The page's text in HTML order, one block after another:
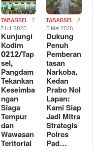
TABAGSEL
2
7 Juli 2026
Kunjungi
Kodim
0212/Tap
sel,
Pangdam
Tekankan
Keseimba
ngan
Siaga
Tempur
dan
Wawasan
Teritorial
TABAGSEL
2
0 Mei 2026
Dukung
Penuh
Pemberan
tasan
Narkoba,
Kedan
Prabo Nol
Lapan:
Kami Siap
Jadi Mitra
Strategis
Polres
Pad…